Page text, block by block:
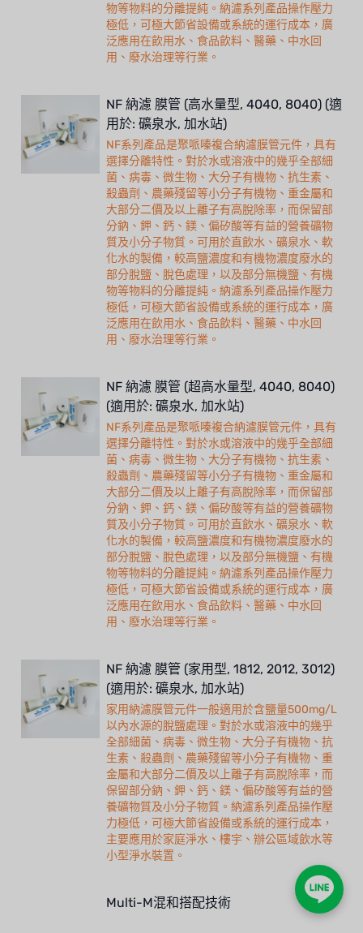
物等物料的分離提純。納濾系列產品操作壓力
極低，可極大節省設備或系統的運行成本，廣
泛應用在飲用水、食品飲料、醫藥、中水回
用、廢水治理等行業。
NF 納濾 膜管 (高水量型, 4040, 8040) (適
用於: 礦泉水, 加水站)
NF系列產品是聚哌嗪複合納濾膜管元件，具有
選擇分離特性。對於水或溶液中的幾乎全部細
菌、病毒、微生物、大分子有機物、抗生素、
殺蟲劑、農藥殘留等小分子有機物、重金屬和
大部分二價及以上離子有高脫除率，而保留部
分鈉、鉀、鈣、鎂、偏矽酸等有益的營養礦物
質及小分子物質。可用於直飲水、礦泉水、軟
化水的製備，較高鹽濃度和有機物濃度廢水的
部分脫鹽、脫色處理，以及部分無機鹽、有機
物等物料的分離提純。納濾系列產品操作壓力
極低，可極大節省設備或系統的運行成本，廣
泛應用在飲用水、食品飲料、醫藥、中水回
用、廢水治理等行業。
NF 納濾 膜管 (超高水量型, 4040, 8040)
(適用於: 礦泉水, 加水站)
NF系列產品是聚哌嗪複合納濾膜管元件，具有
選擇分離特性。對於水或溶液中的幾乎全部細
菌、病毒、微生物、大分子有機物、抗生素、
殺蟲劑、農藥殘留等小分子有機物、重金屬和
大部分二價及以上離子有高脫除率，而保留部
分鈉、鉀、鈣、鎂、偏矽酸等有益的營養礦物
質及小分子物質。可用於直飲水、礦泉水、軟
化水的製備，較高鹽濃度和有機物濃度廢水的
部分脫鹽、脫色處理，以及部分無機鹽、有機
物等物料的分離提純。納濾系列產品操作壓力
極低，可極大節省設備或系統的運行成本，廣
泛應用在飲用水、食品飲料、醫藥、中水回
用、廢水治理等行業。
NF 納濾 膜管 (家用型, 1812, 2012, 3012)
(適用於: 礦泉水, 加水站)
家用納濾膜管元件一般適用於含鹽量500mg/L
以內水源的脫鹽處理。對於水或溶液中的幾乎
全部細菌、病毒、微生物、大分子有機物、抗
生素、殺蟲劑、農藥殘留等小分子有機物、重
金屬和大部分二價及以上離子有高脫除率，而
保留部分鈉、鉀、鈣、鎂、偏矽酸等有益的營
養礦物質及小分子物質。納濾系列產品操作壓
力極低，可極大節省設備或系統的運行成本，
主要應用於家庭淨水、樓宇、辦公區域飲水等
小型淨水裝置。
Multi-M混和搭配技術